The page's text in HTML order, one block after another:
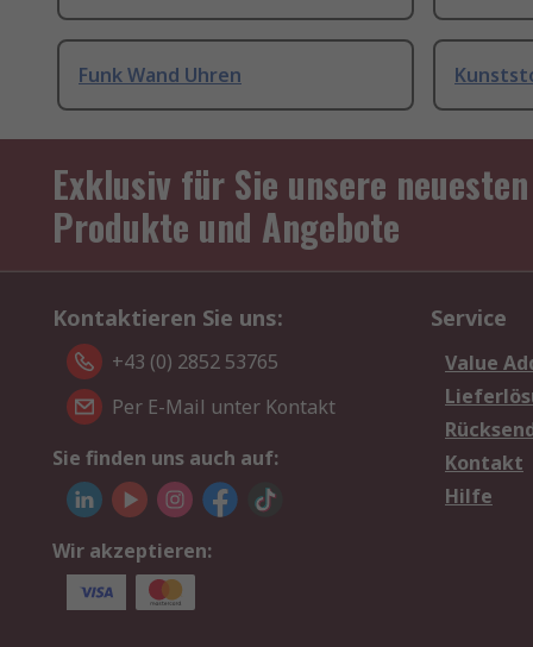
Funk Wand Uhren
Exklusiv für Sie unsere neuesten
Produkte und Angebote
Kontaktieren Sie uns:
+43 (0) 2852 53765
Per E-Mail unter Kontakt
Sie finden uns auch auf:
Wir akzeptieren:
Service
Value
Kontakt
Hilfe